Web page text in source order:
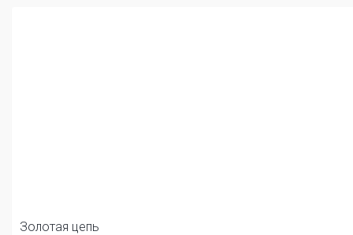
Золотая цепь